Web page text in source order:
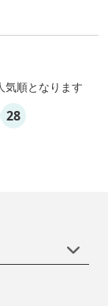
順となります
28